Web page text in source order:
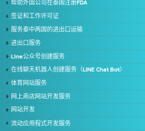
Intelligence Business (Thailand) Co., Ltd.
我们是提供全面 IT 服务的领导者，服务于来自公
家领先的组织拥有我们的专业知识。将有助于更
您业务的所有需求。全面的服务
地址 :2/119 Rat Phatthana Rd., Saphan Sung, Rat
我们的服务
帮助外国公司在泰国注册FDA
签证和工作许可证